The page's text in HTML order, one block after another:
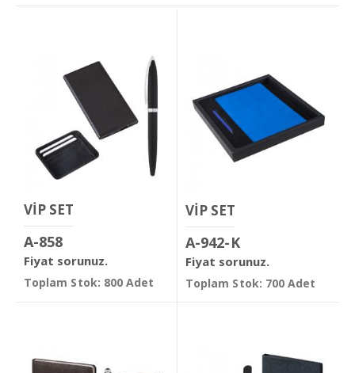
VİP SET
A-858
Fiyat sorunuz.
Toplam Stok: 800 Adet
VİP SET
A-942-K
Fiyat sorunuz.
Toplam Stok: 700 Adet